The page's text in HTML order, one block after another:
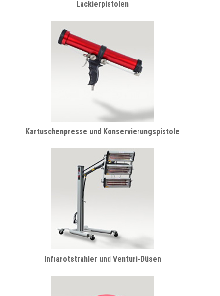
Lackierpistolen
Kartuschenpresse und Konservierungspistole
Infrarotstrahler und Venturi-Düsen